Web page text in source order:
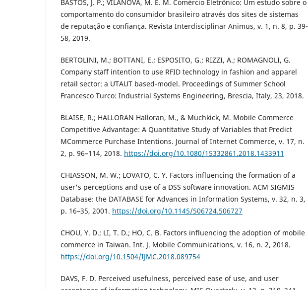
BASTOS, J. P.; VILANOVA, M. E. M. Comércio Eletrônico: Um estudo sobre o
comportamento do consumidor brasileiro através dos sites de sistemas
de reputação e confiança. Revista Interdisciplinar Animus, v. 1, n. 8, p. 39-
58, 2019.
BERTOLINI, M.; BOTTANI, E.; ESPOSITO, G.; RIZZI, A.; ROMAGNOLI, G.
Company staff intention to use RFID technology in fashion and apparel
retail sector: a UTAUT based-model. Proceedings of Summer School
Francesco Turco: Industrial Systems Engineering, Brescia, Italy, 23, 2018.
BLAISE, R.; HALLORAN Halloran, M., & Muchkick, M. Mobile Commerce
Competitive Advantage: A Quantitative Study of Variables that Predict
MCommerce Purchase Intentions. Journal of Internet Commerce, v. 17, n.
2, p. 96–114, 2018. https://doi.org/10.1080/15332861.2018.1433911
CHIASSON, M. W.; LOVATO, C. Y. Factors influencing the formation of a
user's perceptions and use of a DSS software innovation. ACM SIGMIS
Database: the DATABASE for Advances in Information Systems, v. 32, n. 3,
p. 16–35, 2001. https://doi.org/10.1145/506724.506727
CHOU, Y. D.; LI, T. D.; HO, C. B. Factors influencing the adoption of mobile
commerce in Taiwan. Int. J. Mobile Communications, v. 16, n. 2, 2018.
https://doi.org/10.1504/IJMC.2018.089754
DAVS, F. D. Perceived usefulness, perceived ease of use, and user